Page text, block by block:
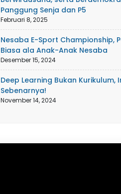
Panggung Senja dan P5
Februari 8, 2025
Nesaba E-Sport Championship,
Biasa ala Anak-Anak Nesaba
Desember 15, 2024
Deep Learning Bukan Kurikulum,
Sebenarnya!
November 14, 2024